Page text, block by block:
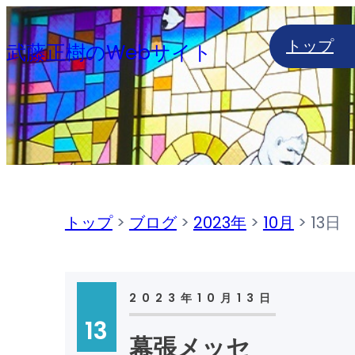
内
容
を
ス
キ
ッ
武藤正樹のWebサイト トップ
トップ> ブログ> 2023年> 10月 > 13日
13
2023年10月13日
幕張メッセ